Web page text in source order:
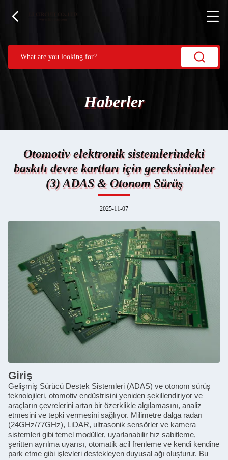
Haberler
Otomotiv elektronik sistemlerindeki
baskılı devre kartları için gereksinimler
(3) ADAS & Otonom Sürüş
2025-11-07
Giriş
Gelişmiş Sürücü Destek Sistemleri (ADAS) ve otonom sürüş
teknolojileri, otomotiv endüstrisini yeniden şekillendiriyor ve
araçların çevrelerini artan bir özerklikle algılamasını, analiz
etmesini ve tepki vermesini sağlıyor. Milimetre dalga radarı
(24GHz/77GHz), LiDAR, ultrasonik sensörler ve kamera
sistemleri gibi temel modüller, uyarlanabilir hız sabitleme,
şeritten ayrılma uyarısı, otomatik acil frenleme ve kendi kendine
park etme gibi işlevleri destekleyen duyusal ağı oluşturur. Bu